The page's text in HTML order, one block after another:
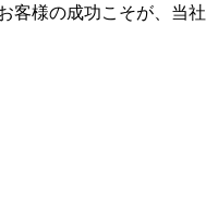
客様の成功こそが、当